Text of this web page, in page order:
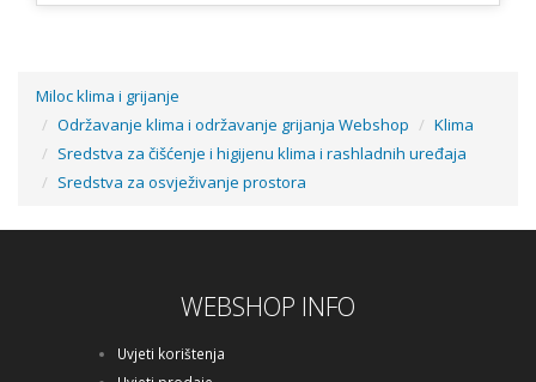
Miloc klima i grijanje
Održavanje klima i održavanje grijanja Webshop
Klima
Sredstva za čišćenje i higijenu klima i rashladnih uređaja
Sredstva za osvježivanje prostora
WEBSHOP INFO
Uvjeti korištenja